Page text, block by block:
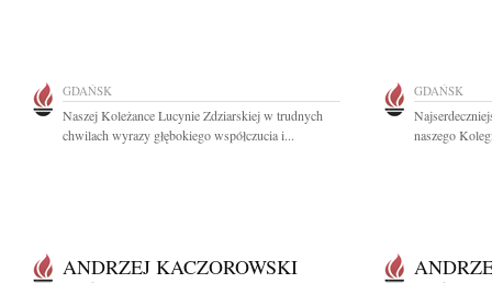
GDAŃSK
Naszej Koleżance Lucynie Zdziarskiej w trudnych
chwilach wyrazy głębokiego współczucia i...
GDAŃSK
naszego
ANDRZEJ KACZOROWSKI